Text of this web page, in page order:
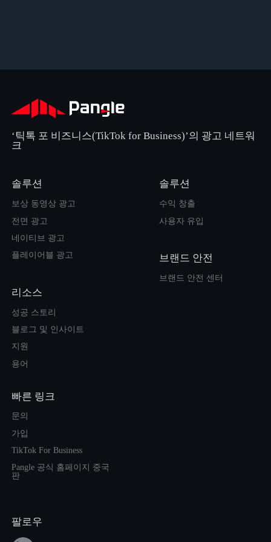
‘틱톡 포 비즈니스(TikTok for Business)’의 광고 네트워
크
솔루션
보상 동영상 광고
전면 광고
네이티브 광고
플레이어블 광고
리소스
성공 스토리
블로그 및 인사이트
지원
용어
빠른 링크
문의
가입
TikTok For Business
Pangle 공식 홈페이지 중국
판
솔루션
수익 창출
사용자 유입
브랜드 안전
브랜드 안전 센터
팔로우